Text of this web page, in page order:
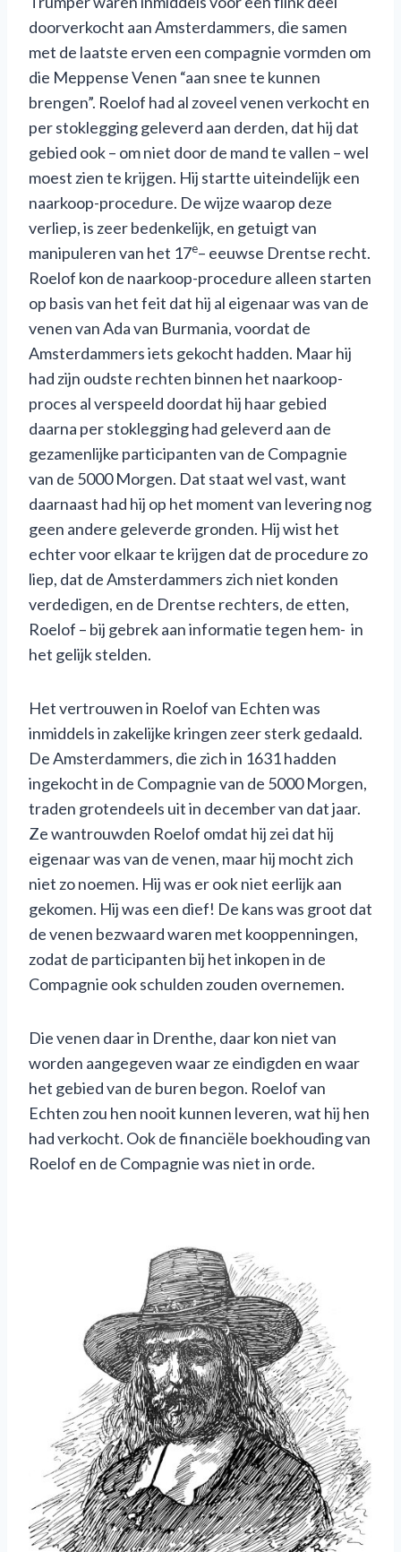
doorverkocht aan Amsterdammers, die samen
met de laatste erven een compagnie vormden om
die Meppense Venen “aan snee te kunnen
brengen”. Roelof had al zoveel venen verkocht en
per stoklegging geleverd aan derden, dat hij dat
gebied ook – om niet door de mand te vallen – wel
moest zien te krijgen. Hij startte uiteindelijk een
naarkoop-procedure. De wijze waarop deze
verliep, is zeer bedenkelijk, en getuigt van
manipuleren van het 17e– eeuwse Drentse recht.
Roelof kon de naarkoop-procedure alleen starten
op basis van het feit dat hij al eigenaar was van de
venen van Ada van Burmania, voordat de
Amsterdammers iets gekocht hadden. Maar hij
had zijn oudste rechten binnen het naarkoop-
proces al verspeeld doordat hij haar gebied
daarna per stoklegging had geleverd aan de
gezamenlijke participanten van de Compagnie
van de 5000 Morgen. Dat staat wel vast, want
daarnaast had hij op het moment van levering nog
geen andere geleverde gronden. Hij wist het
echter voor elkaar te krijgen dat de procedure zo
liep, dat de Amsterdammers zich niet konden
verdedigen, en de Drentse rechters, de etten,
Roelof – bij gebrek aan informatie tegen hem- in
het gelijk stelden.
Het vertrouwen in Roelof van Echten was
inmiddels in zakelijke kringen zeer sterk gedaald.
De Amsterdammers, die zich in 1631 hadden
ingekocht in de Compagnie van de 5000 Morgen,
traden grotendeels uit in december van dat jaar.
Ze wantrouwden Roelof omdat hij zei dat hij
eigenaar was van de venen, maar hij mocht zich
niet zo noemen. Hij was er ook niet eerlijk aan
gekomen. Hij was een dief! De kans was groot dat
de venen bezwaard waren met kooppenningen,
zodat de participanten bij het inkopen in de
Compagnie ook schulden zouden overnemen.
Die venen daar in Drenthe, daar kon niet van
worden aangegeven waar ze eindigden en waar
het gebied van de buren begon. Roelof van
Echten zou hen nooit kunnen leveren, wat hij hen
had verkocht. Ook de financiële boekhouding van
Roelof en de Compagnie was niet in orde.